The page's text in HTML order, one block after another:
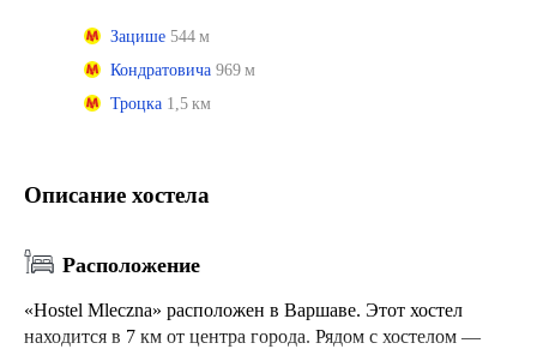
Зацише 544 м
Кондратовича 969 м
Троцка 1,5 км
Описание хостела
Расположение
«Hostel Mleczna» расположен в Варшаве. Этот хостел
находится в 7 км от центра города. Рядом с хостелом —